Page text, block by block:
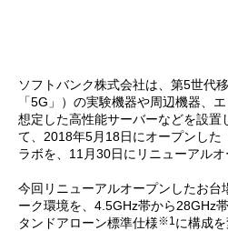
ソフトバンク株式会社は、第5世代
「5G」）の実験機器や周辺機器、
想定した高性能サーバーなどを設置
て、2018年5月18日にオープンした
ラボを、11月30日にリニューアルオ
今回リニューアルオープンしたお台
ーク環境を、4.5GHz帯から28GHz
タンドアローン標準仕様※1に構成